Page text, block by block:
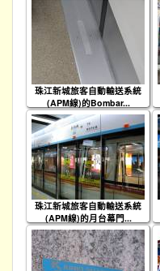
珠江新城旅客自動輸送系統
(APM線)的Bombar...
珠江新城旅客自動輸送系統
(APM線)的月台幕門...